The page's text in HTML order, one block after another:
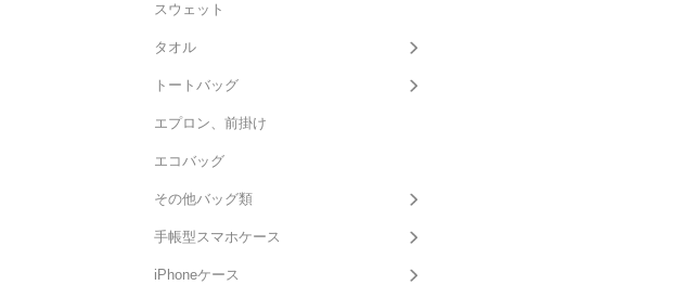
スウェット
タオル
トートバッグ
エプロン、前掛け
エコバッグ
その他バッグ類
手帳型スマホケース
iPhoneケース